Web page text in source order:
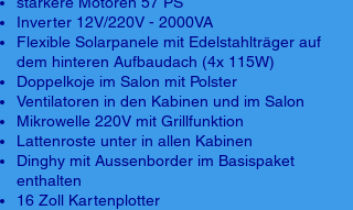
Inverter 12V/220V - 2000VA
Flexible Solarpanele mit Edelstahlträger auf
dem hinteren Aufbaudach (4x 115W)
Doppelkoje im Salon mit Polster
Ventilatoren in den Kabinen und im Salon
Mikrowelle 220V mit Grillfunktion
Lattenroste unter in allen Kabinen
Dinghy mit Aussenborder im Basispaket
enthalten
16 Zoll Kartenplotter